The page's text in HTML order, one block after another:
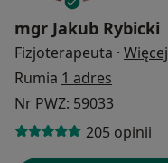
mgr Jakub Rybicki
Fizjoterapeuta · Więcej
Rumia 1 adres
Nr PWZ: 59033
205 opinii